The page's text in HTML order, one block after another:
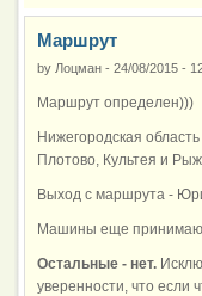
Маршрут
by Лоцман - 24/08/2015 -
Маршрут определен)))
Нижегородская
Плотово, Культея и
Выход с маршрута -
Машины еще
Остальные - нет.
уверенности, что если